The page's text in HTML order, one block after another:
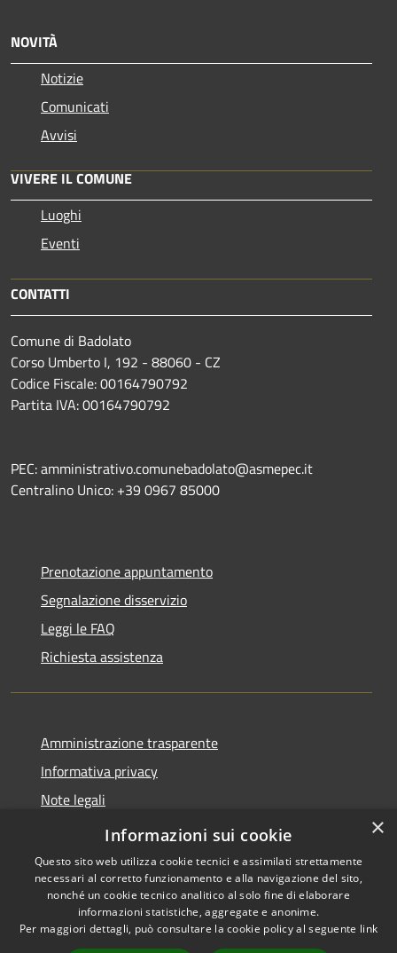
NOVITÀ
Notizie
Comunicati
Avvisi
VIVERE IL COMUNE
Luoghi
Eventi
CONTATTI
Comune di Badolato
Corso Umberto I, 192 - 88060 - CZ
Codice Fiscale: 00164790792
Partita IVA: 00164790792
PEC: amministrativo.comunebadolato@asmepec.it
Centralino Unico: +39 0967 85000
Prenotazione appuntamento
Segnalazione disservizio
Leggi le FAQ
Richiesta assistenza
Amministrazione trasparente
Informativa privacy
Note legali
Dichiarazione di accessibilità
Accessibilità
Copyright © 2026 • Comune di
Badolato • Powered by
×
Informazioni sui cookie
Questo sito web utilizza cookie tecnici e assimilati strettamente
necessari al corretto funzionamento e alla navigazione del sito,
nonché un cookie tecnico analitico al solo fine di elaborare
informazioni statistiche, aggregate e anonime.
Per maggiori dettagli, può consultare la cookie policy al seguente link